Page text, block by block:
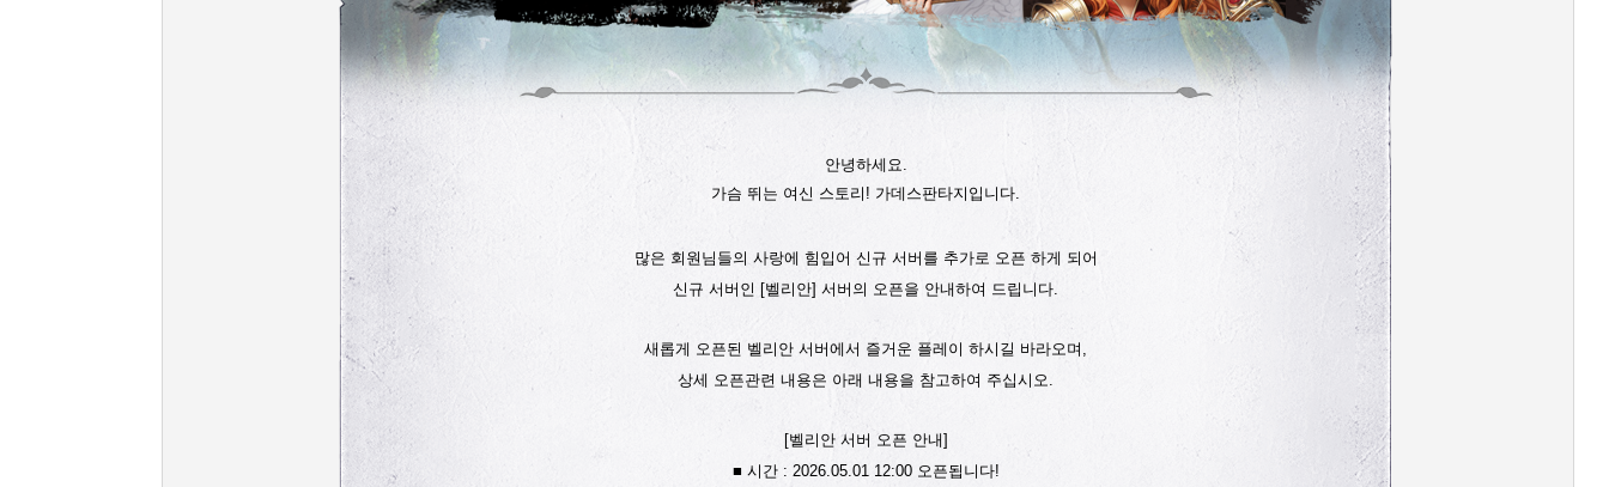
안녕하세요.
가슴 뛰는 여신 스토리! 가데스판타지입니다.
많은 회원님들의 사랑에 힘입어 신규 서버를 추가로 오픈 하게 되어
신규 서버인 [벨리안] 서버의 오픈을 안내하여 드립니다.
새롭게 오픈된 벨리안 서버에서 즐거운 플레이 하시길 바라오며,
상세 오픈관련 내용은 아래 내용을 참고하여 주십시오.
[벨리안 서버 오픈 안내]
■ 시간 : 2026.05.01 12:00 오픈됩니다!